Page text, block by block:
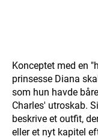
Konceptet med en
prinsesse Diana
som hun havde
Charles' utroskab.
beskrive et outfit,
eller et nyt kapitel